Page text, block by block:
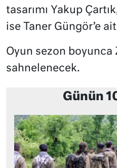
tasarımı Yakup
ise Taner Güngör’e
Oyun sezon boyunca
sahnelenecek.
Günün